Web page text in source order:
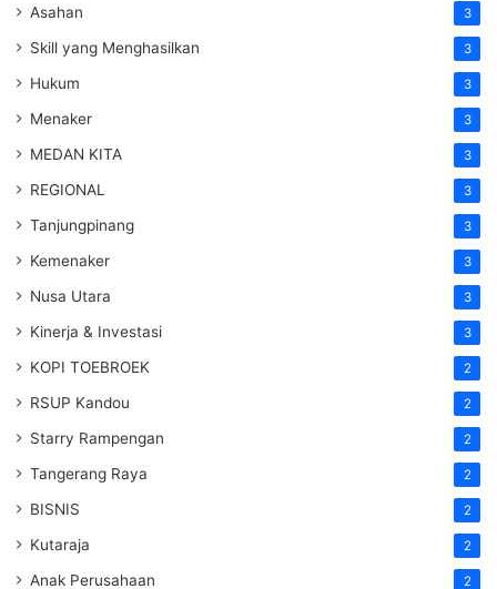
Asahan 3
Skill yang Menghasilkan 3
Hukum 3
Menaker 3
MEDAN KITA 3
REGIONAL 3
Tanjungpinang 3
Kemenaker 3
Nusa Utara 3
Kinerja & Investasi 3
KOPI TOEBROEK 2
RSUP Kandou 2
Starry Rampengan 2
Tangerang Raya 2
BISNIS 2
Kutaraja 2
Anak Perusahaan 2